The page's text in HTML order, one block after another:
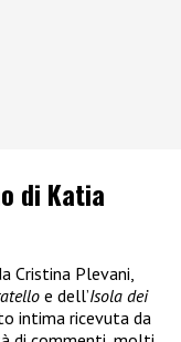
di Katia
Cristina Plevani,
e dell’Isola dei
intima ricevuta da